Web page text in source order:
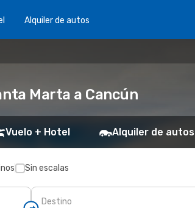
Alquiler de autos
Marta a Cancún
Vuelo + Hotel Alquiler de autos
Sin escalas
Destino